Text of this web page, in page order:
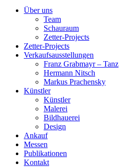
Über uns
Team
Schauraum
Zetter-Projects
Zetter-Projects
Verkaufsausstellungen
Franz Grabmayr – Tanz
Hermann Nitsch
Markus Prachensky
Künstler
Künstler
Malerei
Bildhauerei
Design
Ankauf
Messen
Publikationen
Kontakt